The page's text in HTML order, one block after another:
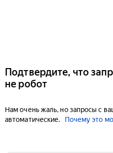
Подтвердите, что
не робот
Нам очень жаль, но запросы с
автоматические.
Почему это